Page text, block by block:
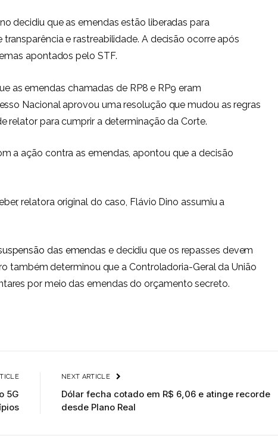
decidiu que as emendas estão liberadas para
e rastreabilidade. A decisão ocorre após
apontados pelo STF.
as emendas chamadas de RP8 e RP9 eram
Nacional aprovou uma resolução que mudou as regras
relator para cumprir a determinação da Corte.
a ação contra as emendas, apontou que a decisão
relatora original do caso, Flávio Dino assumiu a
das emendas e decidiu que os repasses devem
também determinou que a Controladoria-Geral da União
por meio das emendas do orçamento secreto.
5G
NEXT ARTICLE
Dólar fecha cotado em R$ 6,06 e atinge recorde
desde Plano Real